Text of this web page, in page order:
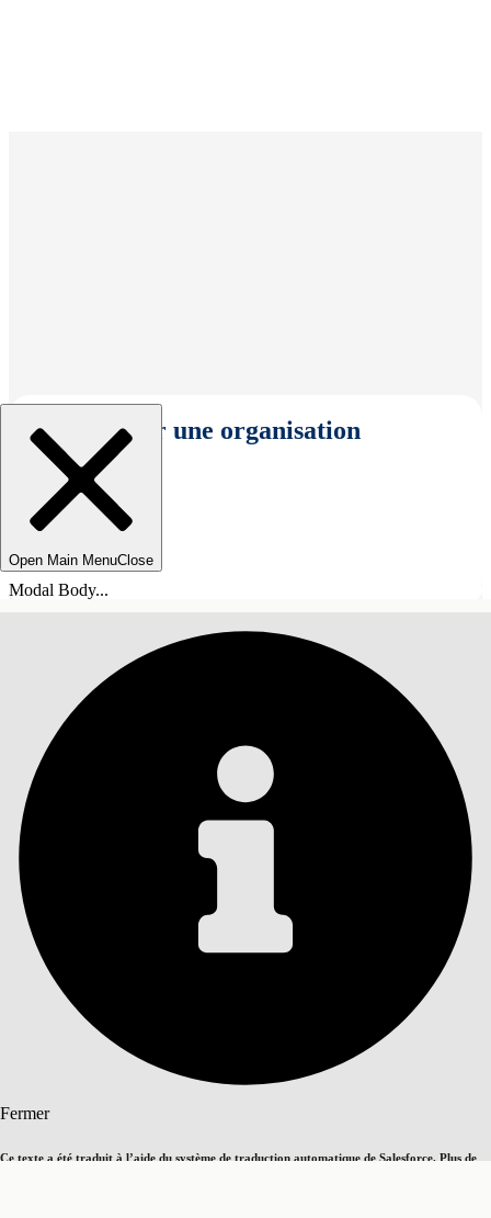
Sélectionner une organisation
Open Main MenuClose
Modal Body...
Fermer
Ce texte a été traduit à l’aide du système de traduction automatique de Salesforce. Plus de
Table des matières
TABLE DES MATIÈRES
Rechercher